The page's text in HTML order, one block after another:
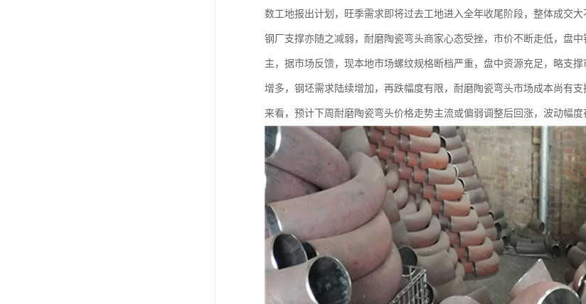
数工地报出计划，旺季需求即将过去工地进入全年收尾阶段，整体成交大
钢厂支撑亦随之减弱，耐磨陶瓷弯头商家心态受挫，市价不断走低，盘
主，据市场反馈，现本地市场螺纹规格断档严重，盘中资源充足，略支
增多，钢坯需求陆续增加，再跌幅度有限，耐磨陶瓷弯头市场成本尚有
来看，预计下周耐磨陶瓷弯头价格走势主流或偏弱调整后回涨，波动幅度